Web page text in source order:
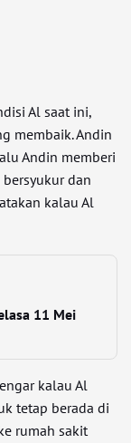
Al saat ini,
membaik. Andin
Andin memberi
bersyukur dan
kalau Al
11 Mei
kalau Al
tetap berada di
rumah sakit